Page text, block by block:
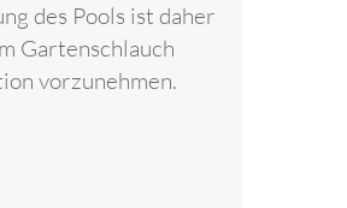
des Pools ist daher
Gartenschlauch
vorzunehmen.